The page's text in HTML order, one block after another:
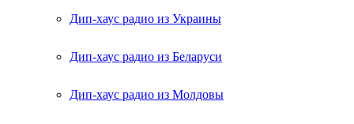
Дип-хаус радио из Украины
Дип-хаус радио из Беларуси
Дип-хаус радио из Молдовы